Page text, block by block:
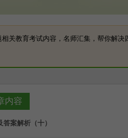
关教育考试内容，名师汇集，帮你解决
内容
案解析（十）